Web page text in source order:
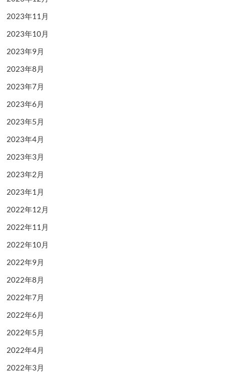
2023年11月
2023年10月
2023年9月
2023年8月
2023年7月
2023年6月
2023年5月
2023年4月
2023年3月
2023年2月
2023年1月
2022年12月
2022年11月
2022年10月
2022年9月
2022年8月
2022年7月
2022年6月
2022年5月
2022年4月
2022年3月